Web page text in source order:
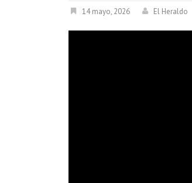
14 mayo, 2026 El Heraldo